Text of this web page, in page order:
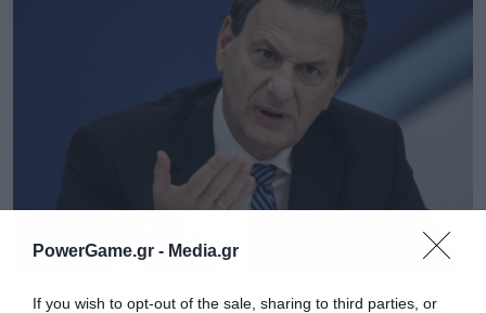
PowerGame.gr - Media.gr
If you wish to opt-out of the sale, sharing to third parties, or
ΦΟΡΟΛΟΓΙΑ 10.05.2023 - 13:59